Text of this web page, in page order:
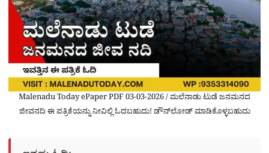
Malenadu Today ePaper PDF 03-03-2026 / ಮಲೆನಾಡು ಟುಡೆ ಜನಮನದ
ಜೀವನದಿ ಈ ಪತ್ರಿಕೆಯನ್ನು ನೀವಿಲ್ಲಿ ಓದಬಹುದು! ಡೌನ್​​ಲೋಡ್​ ಮಾಡಿಕೊಳ್ಳಬಹುದು